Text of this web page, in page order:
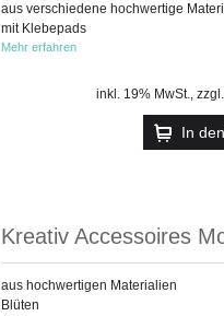
aus verschiedene hochwertige
mit Klebepads
Mehr erfahren
inkl. 19% MwSt., zzgl.
In
Kreativ Accessoires
aus hochwertigen Materialien
Blüten